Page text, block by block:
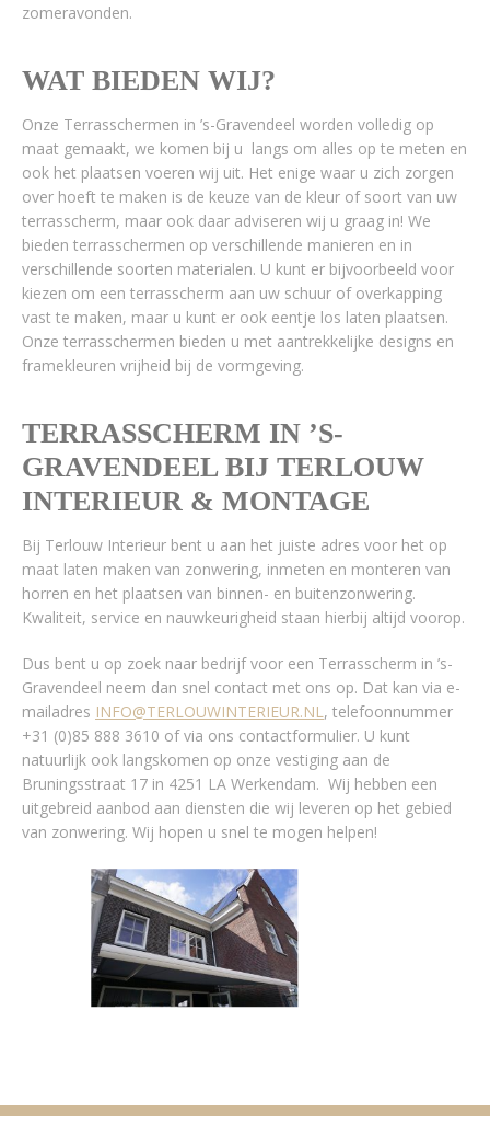
zomeravonden.
WAT BIEDEN WIJ?
Onze Terrasschermen in ’s-Gravendeel worden volledig op
maat gemaakt, we komen bij u langs om alles op te meten en
ook het plaatsen voeren wij uit. Het enige waar u zich zorgen
over hoeft te maken is de keuze van de kleur of soort van uw
terrasscherm, maar ook daar adviseren wij u graag in! We
bieden terrasschermen op verschillende manieren en in
verschillende soorten materialen. U kunt er bijvoorbeeld voor
kiezen om een terrasscherm aan uw schuur of overkapping
vast te maken, maar u kunt er ook eentje los laten plaatsen.
Onze terrasschermen bieden u met aantrekkelijke designs en
framekleuren vrijheid bij de vormgeving.
TERRASSCHERM IN ’S-
GRAVENDEEL BIJ TERLOUW
INTERIEUR & MONTAGE
Bij Terlouw Interieur bent u aan het juiste adres voor het op
maat laten maken van zonwering, inmeten en monteren van
horren en het plaatsen van binnen- en buitenzonwering.
Kwaliteit, service en nauwkeurigheid staan hierbij altijd voorop.
Dus bent u op zoek naar bedrijf voor een Terrasscherm in ’s-
Gravendeel neem dan snel contact met ons op. Dat kan via e-
mailadres INFO@TERLOUWINTERIEUR.NL, telefoonnummer
+31 (0)85 888 3610 of via ons contactformulier. U kunt
natuurlijk ook langskomen op onze vestiging aan de
Bruningsstraat 17 in 4251 LA Werkendam. Wij hebben een
uitgebreid aanbod aan diensten die wij leveren op het gebied
van zonwering. Wij hopen u snel te mogen helpen!